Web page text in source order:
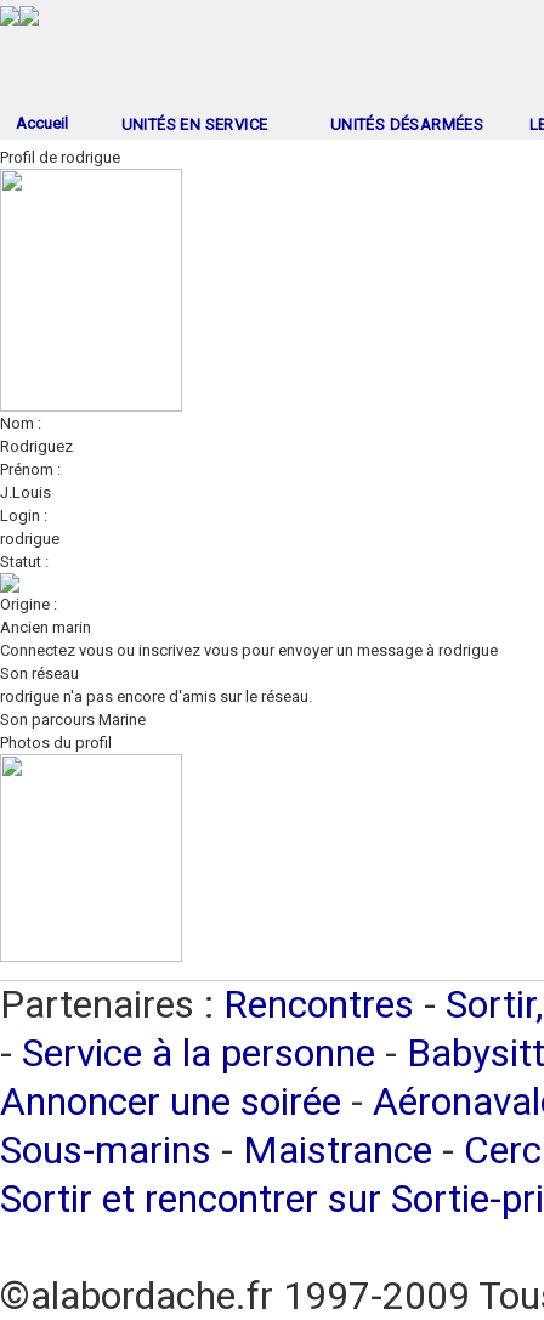
Accueil UNITÉS EN SERVICE UNITÉS DÉSARMÉES
Profil de rodrigue
Nom :
Rodriguez
Prénom :
J.Louis
Login :
rodrigue
Statut :
Origine :
Ancien marin
Connectez vous ou inscrivez vous pour envoyer un message à rodrigue
Son réseau
rodrigue n'a pas encore d'amis sur le réseau.
Son parcours Marine
Photos du profil
Partenaires : Rencontres -
- Service à la personne -
Annoncer une soirée -
Sous-marins - Maistrance -
Sortir et rencontrer sur Sortie-
©alabordache.fr 1997-2009